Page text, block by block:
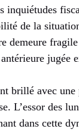
inquiétudes
de la
demeure
jugée
brillé avec une
L’essor des
dans cette